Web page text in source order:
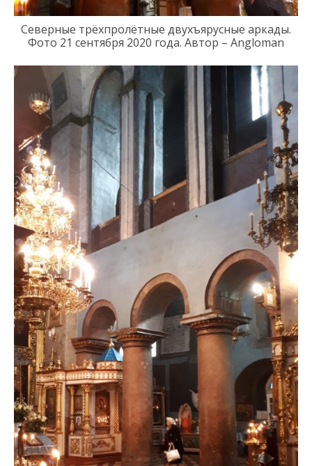
Северные трёхпролётные двухъярусные аркады.
Фото 21 сентября 2020 года. Автор – Angloman